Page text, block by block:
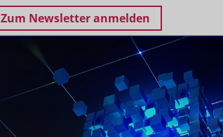
Zum Newsletter anmelden